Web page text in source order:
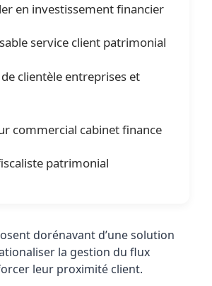
en investissement financier
service client patrimonial
clientèle entreprises et
commercial cabinet finance
patrimonial
dorénavant d’une solution
la gestion du flux
leur proximité client.